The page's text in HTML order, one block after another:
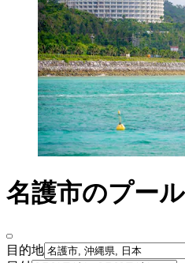
名護市のプー
目的地